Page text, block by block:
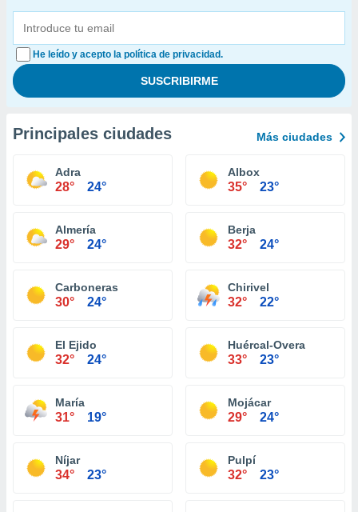
He leído y acepto la política de privacidad.
Principales ciudades Más ciudades
Adra
28° 24°
Albox
35° 23°
Almería
29° 24°
Berja
32° 24°
Carboneras
30° 24°
Chirivel
32° 22°
El Ejido
32° 24°
Huércal-Overa
33° 23°
María
31° 19°
Mojácar
29° 24°
Níjar
34° 23°
Pulpí
32° 23°